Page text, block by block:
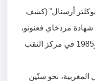
أرسنال” (كشف
شهادة مردخاي فعنونو،
الفنّي الذي عمل بين سنتَيْ 1975 و1985 في مركز النقب
المغربية، نحو ستّين